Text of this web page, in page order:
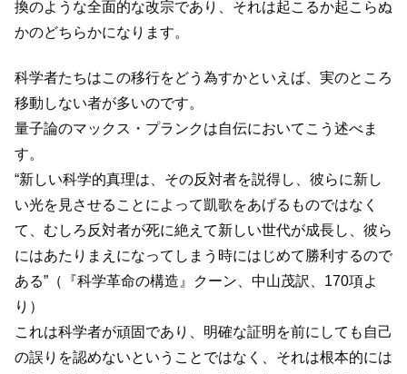
換のような全面的な改宗であり、それは起こるか起こらぬ
かのどちらかになります。
科学者たちはこの移行をどう為すかといえば、実のところ
移動しない者が多いのです。
量子論のマックス・プランクは自伝においてこう述べま
す。
“新しい科学的真理は、その反対者を説得し、彼らに新し
い光を見させることによって凱歌をあげるものではなく
て、むしろ反対者が死に絶えて新しい世代が成長し、彼ら
にはあたりまえになってしまう時にはじめて勝利するので
ある”（『科学革命の構造』クーン、中山茂訳、170項よ
り）
これは科学者が頑固であり、明確な証明を前にしても自己
の誤りを認めないということではなく、それは根本的には